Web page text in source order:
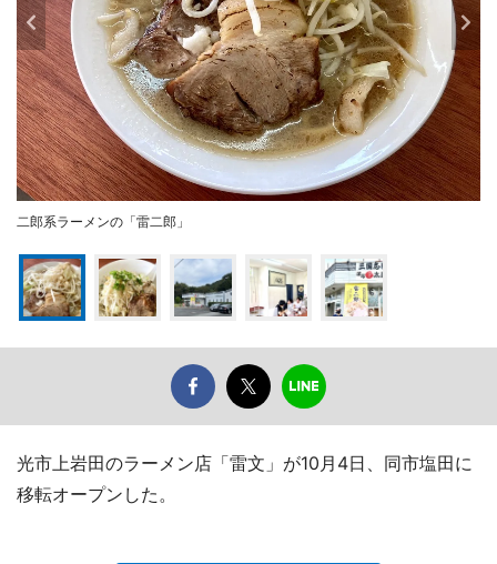
二郎系ラーメンの「雷二郎」
光市上岩田のラーメン店「雷文」が10月4日、同市塩田に
移転オープンした。